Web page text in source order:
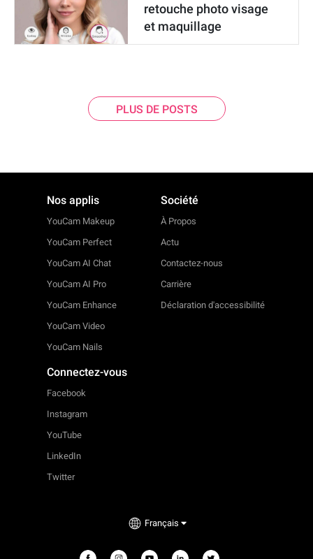
retouche photo visage
et maquillage
PLUS DE POSTS
Nos applis
YouCam Makeup
YouCam Perfect
YouCam AI Chat
YouCam AI Pro
YouCam Enhance
YouCam Video
YouCam Nails
Société
À Propos
Actu
Contactez-nous
Carrière
Déclaration d'accessibilité
Connectez-vous
Facebook
Instagram
YouTube
LinkedIn
Twitter
Français